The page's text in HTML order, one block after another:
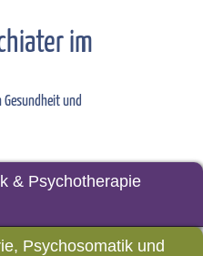
im
und
& Psychotherapie
Psychosomatik und